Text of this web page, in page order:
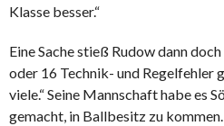
Klasse besser.“
Eine Sache stieß Rudow dann
oder 16 Technik- und Regelfehler
viele.“ Seine Mannschaft habe es
gemacht, in Ballbesitz zu